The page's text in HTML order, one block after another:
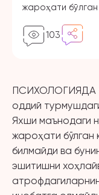
жароҳати
103
ПСИХОЛОГИЯДА
оддий
Яхши маънодаги
жароҳати бўлган
билмайди ва
эшитишни